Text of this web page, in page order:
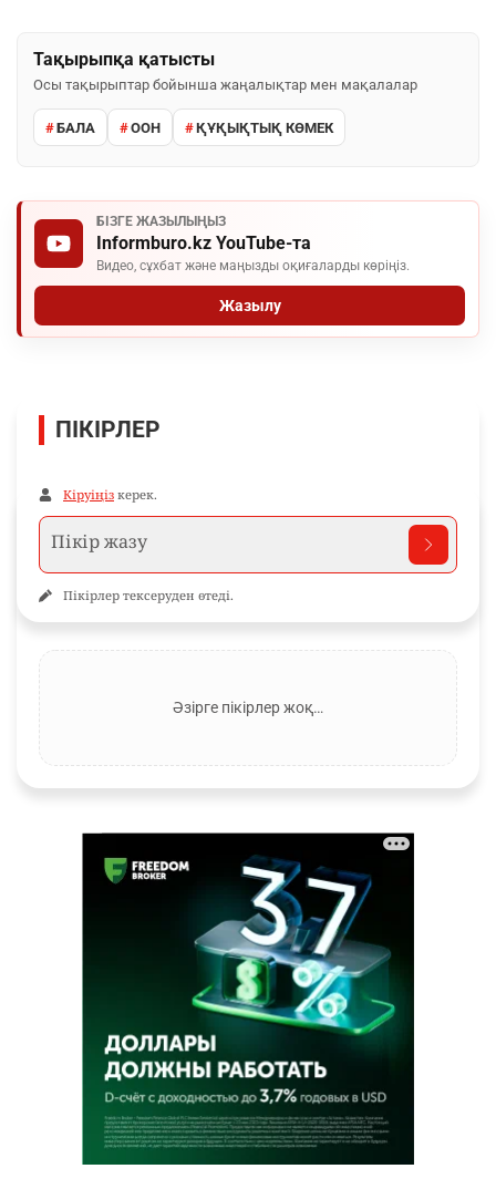
Тақырыпқа қатысты
Осы тақырыптар бойынша жаңалықтар мен мақалалар
БАЛА ООН ҚҰҚЫҚТЫҚ КӨМЕК
БІЗГЕ ЖАЗЫЛЫҢЫЗ
Informburo.kz YouTube-та
Видео, сұхбат және маңызды оқиғаларды көріңіз.
Жазылу
ПІКІРЛЕР
Кіруіңіз керек.
Пікірлер тексеруден өтеді.
Әзірге пікірлер жоқ…